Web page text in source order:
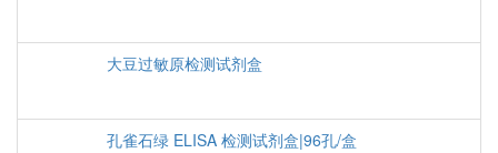
大豆过敏原检测试剂盒
孔雀石绿 ELISA 检测试剂盒|96孔/盒